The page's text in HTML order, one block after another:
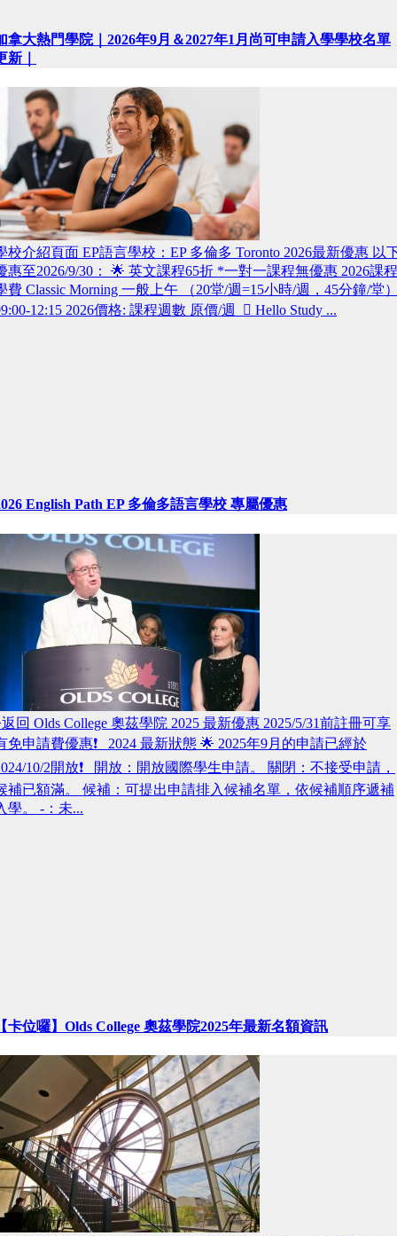
拿大熱門學院｜2026年9月＆2027年1月尚可申請入學學校名單
新｜
校介紹頁面 EP語言學校：EP 多倫多 Toronto 2026最新優惠 以
惠至2026/9/30： 🌟 英文課程65折 *一對一課程無優惠 2026課程
費 Classic Morning 一般上午 （20堂/週=15小時/週，45分鐘/堂
12:15 2026價格: 課程週數 原價/週  Hello Study ...
English Path EP 多倫多語言學校 專屬優惠
回 Olds College 奧茲學院 2025 最新優惠 2025/5/31前註冊可享
免申請費優惠❗️ 2024 最新狀態 🌟 2025年9月的申請已經於
10/2開放❗️ 開放：開放國際學生申請。 關閉：不接受申請，
補已額滿。 候補：可提出申請排入候補名單，依候補順序遞補
學。 -：未...
卡位囉】Olds College 奧茲學院2025年最新名額資訊